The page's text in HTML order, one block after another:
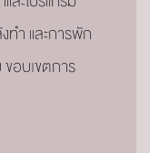
ทำ และการพัก
อบเขตการ